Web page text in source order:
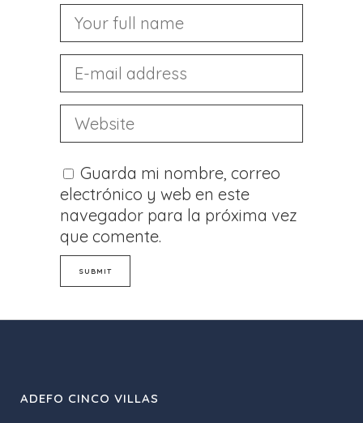
Guarda mi nombre, correo
electrónico y web en este
navegador para la próxima vez
que comente.
ADEFO CINCO VILLAS